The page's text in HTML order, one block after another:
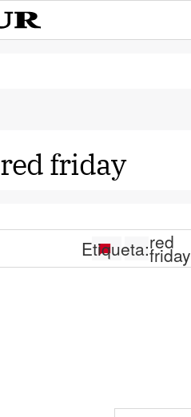
red friday
Etiqueta:red
friday